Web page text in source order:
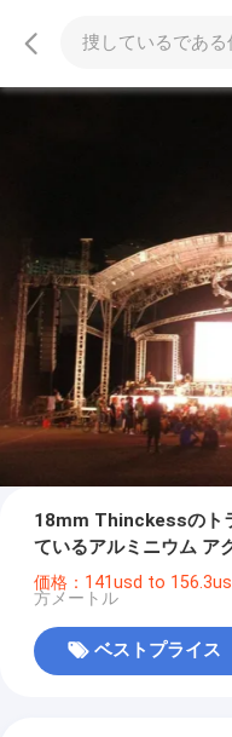
18mm Thinckessのト
ているアルミニウム ア
ーム
価格：141usd to
方メートル
ベストプライス